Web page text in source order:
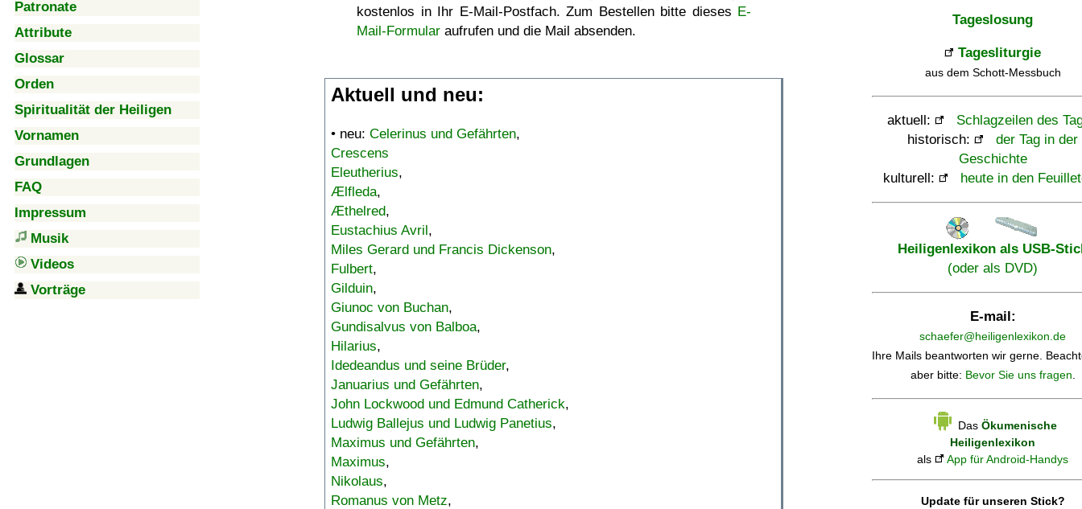
Patronate
Attribute
Glossar
Orden
Spiritualität der Heiligen
Vornamen
Grundlagen
FAQ
Impressum
Musik
Videos
Vorträge
kostenlos in Ihr E-Mail-Postfach. Zum Bestellen bitte dieses E-
Mail-Formular aufrufen und die Mail absenden.
Aktuell und neu:
• neu: Celerinus und Gefährten,
Crescens
Eleutherius,
Ælfleda,
Æthelred,
Eustachius Avril,
Miles Gerard und Francis Dickenson,
Fulbert,
Gilduin,
Giunoc von Buchan,
Gundisalvus von Balboa,
Hilarius,
Idedeandus und seine Brüder,
Januarius und Gefährten,
John Lockwood und Edmund Catherick,
Ludwig Ballejus und Ludwig Panetius,
Maximus und Gefährten,
Maximus,
Nikolaus,
Romanus von Metz,
Tageslosung
Tagesliturgie
aus dem Schott-Messbuch
aktuell:
Schlagzeilen des
historisch:
der Tag in der
Geschichte
kulturell:
heute in den
Heiligenlexikon als USB-
(oder als DVD)
E-mail:
schaefer@heiligenlexikon.de
Ihre Mails beantworten wir gerne.
aber bitte: Bevor Sie uns fragen.
Das Ökumenische
Heiligenlexikon
als
App für Android-Handys
Update für unseren Stick?